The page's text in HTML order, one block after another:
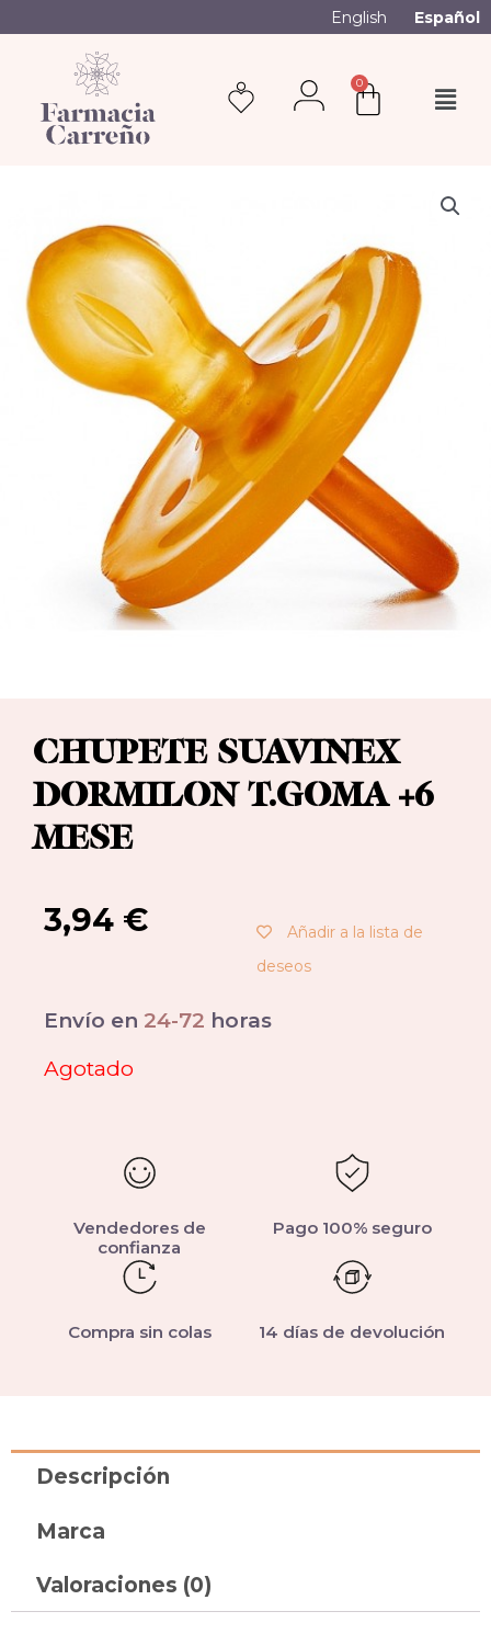
English Español
0
CHUPETE SUAVINEX
DORMILON T.GOMA +6
MESE
3,94 €
Añadir a la lista de
deseos
Envío en 24-72 horas
Agotado
Vendedores de
confianza
Pago 100% seguro
Compra sin colas 14 días de devolución
Descripción
Marca
Valoraciones (0)